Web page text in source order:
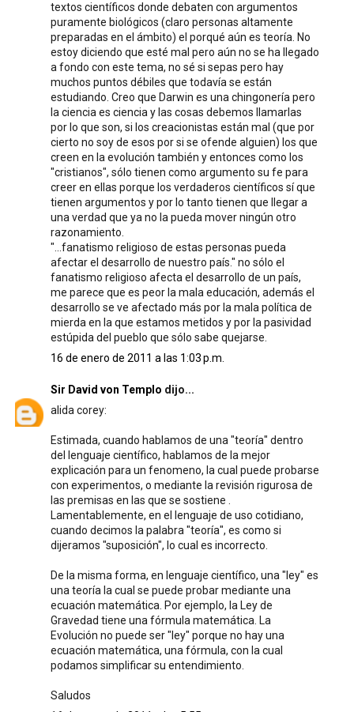
textos científicos donde debaten con argumentos
puramente biológicos (claro personas altamente
preparadas en el ámbito) el porqué aún es teoría. No
estoy diciendo que esté mal pero aún no se ha llegado
a fondo con este tema, no sé si sepas pero hay
muchos puntos débiles que todavía se están
estudiando. Creo que Darwin es una chingonería pero
la ciencia es ciencia y las cosas debemos llamarlas
por lo que son, si los creacionistas están mal (que por
cierto no soy de esos por si se ofende alguien) los que
creen en la evolución también y entonces como los
"cristianos", sólo tienen como argumento su fe para
creer en ellas porque los verdaderos científicos sí que
tienen argumentos y por lo tanto tienen que llegar a
una verdad que ya no la pueda mover ningún otro
razonamiento.
"...fanatismo religioso de estas personas pueda
afectar el desarrollo de nuestro país." no sólo el
fanatismo religioso afecta el desarrollo de un país,
me parece que es peor la mala educación, además el
desarrollo se ve afectado más por la mala política de
mierda en la que estamos metidos y por la pasividad
estúpida del pueblo que sólo sabe quejarse.
16 de enero de 2011 a las 1:03 p.m.
Sir David von Templo dijo...
alida corey:
Estimada, cuando hablamos de una "teoría" dentro
del lenguaje científico, hablamos de la mejor
explicación para un fenomeno, la cual puede probarse
con experimentos, o mediante la revisión rigurosa de
las premisas en las que se sostiene .
Lamentablemente, en el lenguaje de uso cotidiano,
cuando decimos la palabra "teoría", es como si
dijeramos "suposición", lo cual es incorrecto.
De la misma forma, en lenguaje científico, una "ley" es
una teoría la cual se puede probar mediante una
ecuación matemática. Por ejemplo, la Ley de
Gravedad tiene una fórmula matemática. La
Evolución no puede ser "ley" porque no hay una
ecuación matemática, una fórmula, con la cual
podamos simplificar su entendimiento.
Saludos